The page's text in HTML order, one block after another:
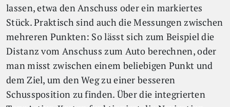
lassen, etwa den Anschuss oder ein markiertes
Stück. Praktisch sind auch die Messungen zwischen
mehreren Punkten: So lässt sich zum Beispiel die
Distanz vom Anschuss zum Auto berechnen, oder
man misst zwischen einem beliebigen Punkt und
dem Ziel, um den Weg zu einer besseren
Schussposition zu finden. Über die integrierten